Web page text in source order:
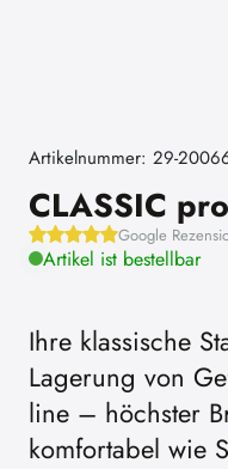
Artikelnummer: 29-
CLASSIC
Google
Artikel ist bestellbar
Ihre klassische
Lagerung von
line – höchster
komfortabel wie